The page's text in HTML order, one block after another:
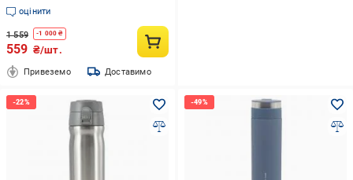
оцінити
1 559 -1 000 ₴
559 ₴/шт.
Привеземо Доставимо